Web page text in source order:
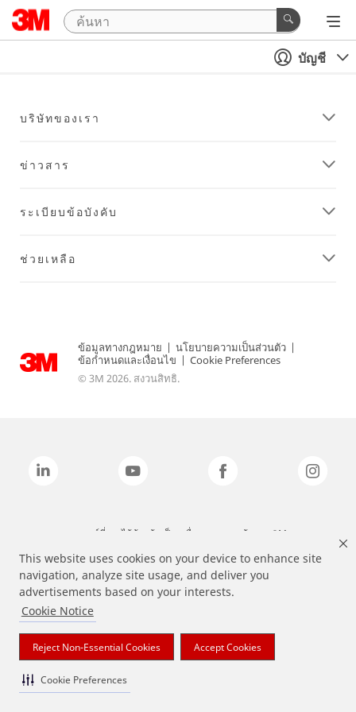
This website uses cookies on your device to enhance site
navigation, analyze site usage, and deliver you
advertisements based on your interests.
Cookie Notice
Reject Non-Essential Cookies Accept Cookies
Cookie Preferences
บัญชี
บริษัทของเรา
ข่าวสาร
ระเบียบข้อบังคับ
ช่วยเหลือ
ข้อมูลทางกฎหมาย | นโยบายความเป็นส่วนตัว |
ข้อกำหนดและเงื่อนไข | Cookie Preferences
© 3M 2026. สงวนสิทธิ.
แบรนด์ที่ระบุไว้ข้างต้นเป็นเครื่องหมายการค้าของ 3M